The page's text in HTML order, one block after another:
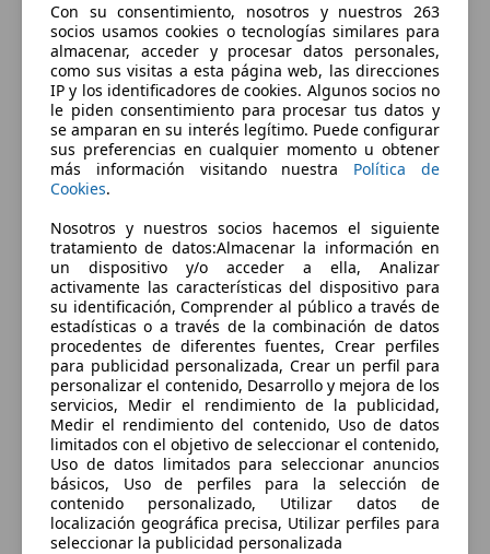
Sorry, something went wrong.
Go to application home
Con su consentimiento, nosotros y nuestros 263
socios usamos cookies o tecnologías similares para
almacenar, acceder y procesar datos personales,
como sus visitas a esta página web, las direcciones
IP y los identificadores de cookies. Algunos socios no
le piden consentimiento para procesar tus datos y
se amparan en su interés legítimo. Puede configurar
sus preferencias en cualquier momento u obtener
más información visitando nuestra Política de
Cookies.
Nosotros y nuestros socios hacemos el siguiente
tratamiento de datos:Almacenar la información en
un dispositivo y/o acceder a ella, Analizar
activamente las características del dispositivo para
su identificación, Comprender al público a través de
estadísticas o a través de la combinación de datos
procedentes de diferentes fuentes, Crear perfiles
para publicidad personalizada, Crear un perfil para
personalizar el contenido, Desarrollo y mejora de los
servicios, Medir el rendimiento de la publicidad,
Medir el rendimiento del contenido, Uso de datos
limitados con el objetivo de seleccionar el contenido,
Uso de datos limitados para seleccionar anuncios
básicos, Uso de perfiles para la selección de
contenido personalizado, Utilizar datos de
localización geográfica precisa, Utilizar perfiles para
seleccionar la publicidad personalizada